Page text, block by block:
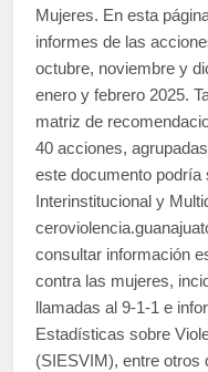
Mujeres. En esta
informes de las
octubre, noviembre y
enero y febrero 2025.
matriz de
40 acciones,
este documento podría
Interinstitucional y
consultar información
contra las mujeres,
llamadas al 9-1-1 e
Estadísticas sobre
(SIESVIM), entre otros